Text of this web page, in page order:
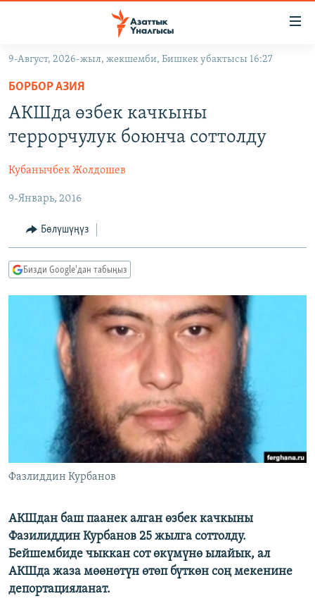
Навигацияга
өтүңүз
Издөөгө
салыңыз
ЭКОНОМИКА
МАДАНИЯТ
ДҮЙНӨ
БОРБОР АЗИЯ
УКРАИНА
АТАЙЫН ИЛИКТӨӨ
ТВ ПРОГРАММАЛАР
БҮГҮН АЗАТТЫКТА
БИЗ ЖАНА ДҮЙНӨ
ДАНИСТЕ
ЭЖЕ-СИҢДИЛЕР
АЗАТТЫК+
ЫҢГАЙСЫЗ СУРООЛОР
ПОДКАСТ
ӨЗГӨЧӨ ПИКИР
ОНЛАЙН ШЕРИНЕ
ЭЕ/АРнун бардык сайттары
9-Август, 2026-жыл, жекшемби, Бишкек убактысы 16:27
БОРБОР АЗИЯ
АКШда өзбек качкыны
террорчулук боюнча соттолду
Кубанычбек Жолдошев
9-Январь, 2016
Бөлүшүңүз
Бизди Google'дан табыңыз
Фазлиддин Курбанов
АКШдан баш паанек алган өзбек качкыны
Фазилиддин Курбанов 25 жылга соттолду.
Бейшембиде чыккан сот өкүмүнө ылайык, ал
АКШда жаза мөөнөтүн өтөп бүткөн соң мекенине
депортацияланат.